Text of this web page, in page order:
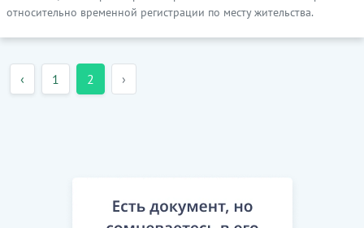
относительно временной регистрации по месту жительства.
‹ 1 2 ›